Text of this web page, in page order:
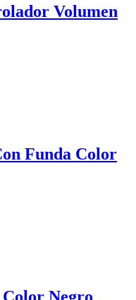
Volumen
Funda Color